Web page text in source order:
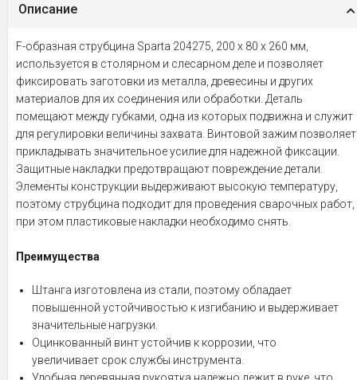
Описание
F-образная струбцина Sparta 204275, 200 х 80 х 260 мм,
используется в столярном и слесарном деле и позволяет
фиксировать заготовки из металла, древесины и других
материалов для их соединения или обработки. Деталь
помещают между губками, одна из которых подвижна и служит
для регулировки величины захвата. Винтовой зажим позволяет
прикладывать значительное усилие для надежной фиксации.
Защитные накладки предотвращают повреждение детали.
Элементы конструкции выдерживают высокую температуру,
поэтому струбцина подходит для проведения сварочных работ,
при этом пластиковые накладки необходимо снять.
Преимущества
Штанга изготовлена из стали, поэтому обладает
повышенной устойчивостью к изгибанию и выдерживает
значительные нагрузки.
Оцинкованный винт устойчив к коррозии, что
увеличивает срок службы инструмента.
Удобная деревянная рукоятка надежно лежит в руке, что